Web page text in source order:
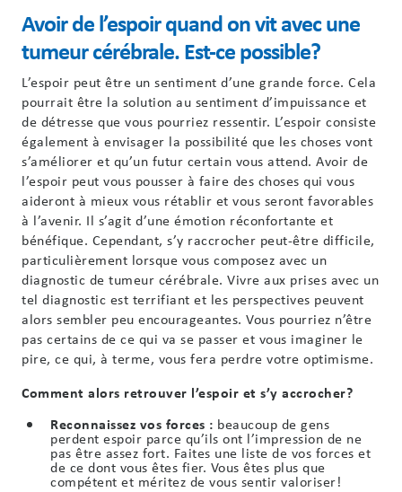
Avoir de l’espoir quand on vit avec une
tumeur cérébrale. Est-ce possible?
L’espoir peut être un sentiment d’une grande force. Cela
pourrait être la solution au sentiment d’impuissance et
de détresse que vous pourriez ressentir. L’espoir consiste
également à envisager la possibilité que les choses vont
s’améliorer et qu’un futur certain vous attend. Avoir de
l’espoir peut vous pousser à faire des choses qui vous
aideront à mieux vous rétablir et vous seront favorables
à l’avenir. Il s’agit d’une émotion réconfortante et
bénéfique. Cependant, s’y raccrocher peut-être difficile,
particulièrement lorsque vous composez avec un
diagnostic de tumeur cérébrale. Vivre aux prises avec un
tel diagnostic est terrifiant et les perspectives peuvent
alors sembler peu encourageantes. Vous pourriez n’être
pas certains de ce qui va se passer et vous imaginer le
pire, ce qui, à terme, vous fera perdre votre optimisme.
Comment alors retrouver l’espoir et s’y accrocher?
Reconnaissez vos forces : beaucoup de gens
perdent espoir parce qu’ils ont l’impression de ne
pas être assez fort. Faites une liste de vos forces et
de ce dont vous êtes fier. Vous êtes plus que
compétent et méritez de vous sentir valoriser!